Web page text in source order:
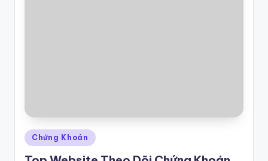
a
Posted
in
Chứng Khoán